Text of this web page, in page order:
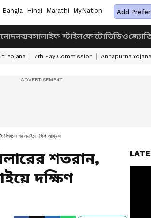
Bangla Hindi Marathi MyNation Add
ব্যবসালাইফ স্টাইলফোটোভিডিও
Yojana 7th Pay Commission Annapurna
পর লড়াইয়ে দক্ষিণ আফ্রিকা
শতরান,
দক্ষিণ